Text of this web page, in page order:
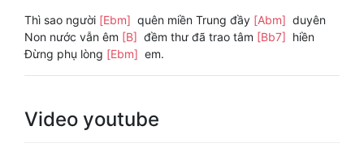
Thì sao người [Ebm] quên miền Trung đầy [Abm] duyên
Non nước vẫn êm [B] đềm thư đã trao tâm [Bb7] hiền
Đừng phụ lòng [Ebm] em.
Video youtube